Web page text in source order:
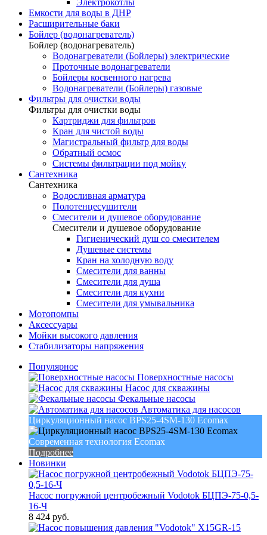
Электрокотлы
Емкости для воды в ДНР
Расширительные баки
Бойлер (водонагреватель)
Бойлер (водонагреватель)
Водонагреватели (Бойлеры) электрические
Проточные водонагреватели
Бойлеры косвенного нагрева
Водонагреватели (Бойлеры) газовые
Фильтры для очистки воды
Фильтры для очистки воды
Картриджи для фильтров
Кран для чистой воды
Магистральный фильтр для воды
Обратный осмос
Системы фильтрации под мойку
Сантехника
Сантехника
Водосливная арматура
Полотенцесушители
Смесители и душевое оборудование
Смесители и душевое оборудование
Гигиенический душ со смесителем
Душевые системы
Кран на холодную воду
Смесители для ванны
Смесители для душа
Смесители для кухни
Смесители для умывальника
Мотопомпы
Аксессуары
Мойки высокого давления
Стабилизаторы напряжения
Популярное
Поверхностные насосы
Насос для скважины
Фекальные насосы
Автоматика для насосов
Циркуляционный насос BPS25-4SM-130 Ecomax
Современная технология Ecomax
Подробнее
Новинки
Насос погружной центробежный Vodotok БЦПЭ-75-0,5-
16-Ч
8 424 руб.